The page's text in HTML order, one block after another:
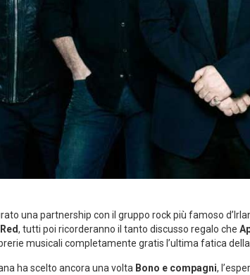
una partnership con il gruppo rock più famoso
Red, tutti poi ricorderanno il tanto discusso regalo che
musicali completamente gratis l’ultima fatica della
ha scelto ancora una volta Bono e compagni,